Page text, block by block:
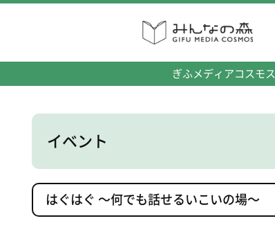
ぎふメディアコスモス
イベント
はぐはぐ ～何でも話せるいこいの場～